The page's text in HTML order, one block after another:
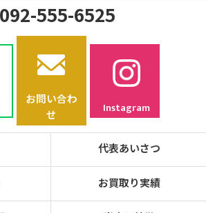
092-555-6525
お問い合わ
せ
Instagram
代表あいさつ
お買取り実績